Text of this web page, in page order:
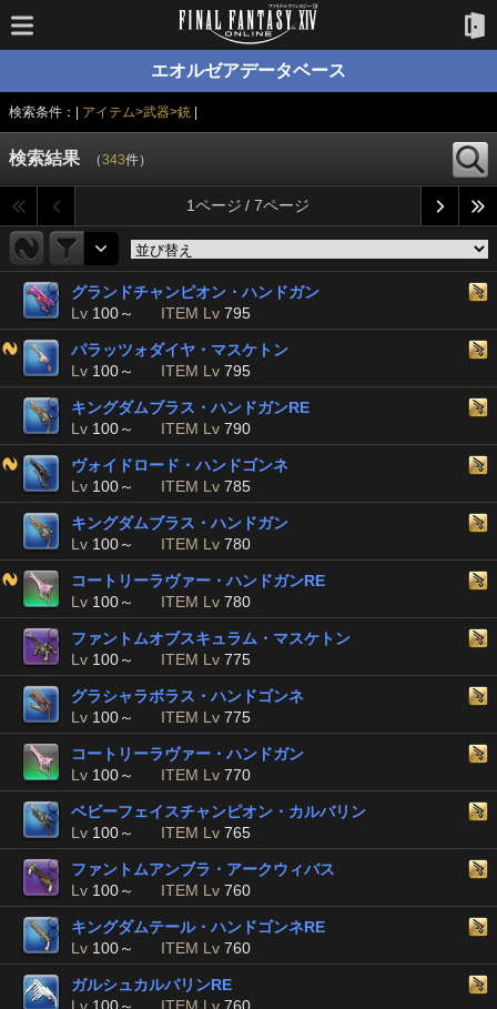
エオルゼアデータベース
検索条件：| アイテム>武器>銃|
検索結果 （343件）
1ページ / 7ページ
グランドチャンピオン・ハンドガン
Lv 100～ ITEM Lv 795
パラッツォダイヤ・マスケトン
Lv 100～ ITEM Lv 795
キングダムブラス・ハンドガンRE
Lv 100～ ITEM Lv 790
ヴォイドロード・ハンドゴンネ
Lv 100～ ITEM Lv 785
キングダムブラス・ハンドガン
Lv 100～ ITEM Lv 780
コートリーラヴァー・ハンドガンRE
Lv 100～ ITEM Lv 780
ファントムオブスキュラム・マスケトン
Lv 100～ ITEM Lv 775
グラシャラボラス・ハンドゴンネ
Lv 100～ ITEM Lv 775
コートリーラヴァー・ハンドガン
Lv 100～ ITEM Lv 770
ベビーフェイスチャンピオン・カルバリン
Lv 100～ ITEM Lv 765
ファントムアンブラ・アークウィバス
Lv 100～ ITEM Lv 760
キングダムテール・ハンドゴンネRE
Lv 100～ ITEM Lv 760
ガルシュカルバリンRE